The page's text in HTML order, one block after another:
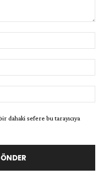
dahaki sefere bu tarayıcıya